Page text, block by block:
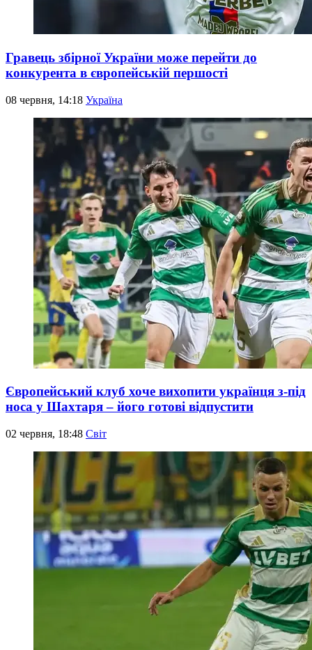
Гравець збірної України може перейти до
конкурента в європейській першості
08 червня, 14:18 Україна
Європейський клуб хоче вихопити українця з-під
носа у Шахтаря – його готові відпустити
02 червня, 18:48 Світ